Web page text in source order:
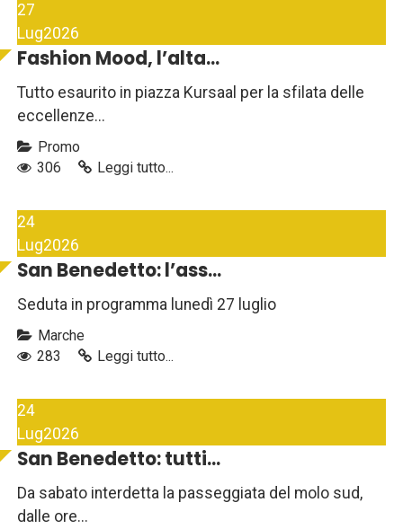
27
Lug2026
Fashion Mood, l’alta...
Tutto esaurito in piazza Kursaal per la sfilata delle
eccellenze...
Promo
306
Leggi tutto...
24
Lug2026
San Benedetto: l’ass...
Seduta in programma lunedì 27 luglio
Marche
283
Leggi tutto...
24
Lug2026
San Benedetto: tutti...
Da sabato interdetta la passeggiata del molo sud,
dalle ore...